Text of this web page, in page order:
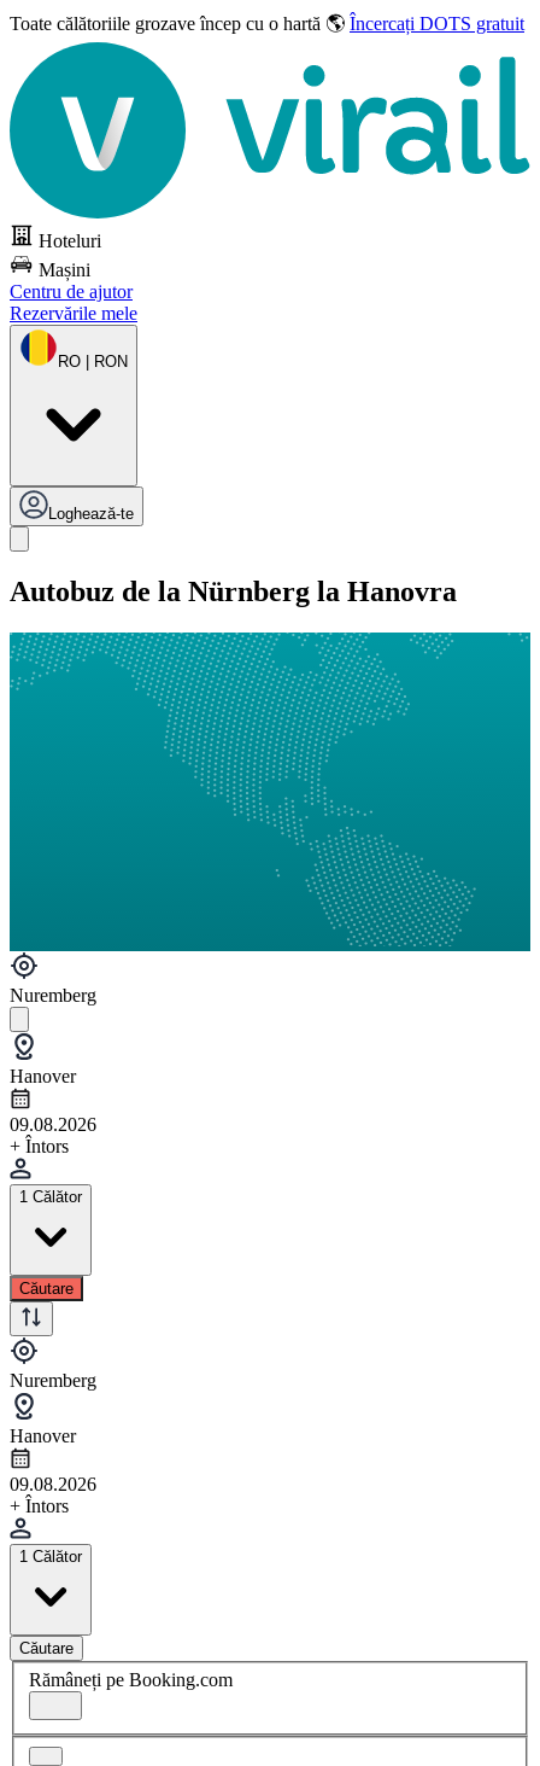
Toate călătoriile grozaveîncep cu o hartă 🌎 Încercați DOTS gratuit
Hoteluri
Mașini
Centru de ajutor
Rezervările mele
RO | RON
Loghează-te
Autobuz de la Nürnberg la Hanovra
Nuremberg
Hanover
09.08.2026
+ Întors
1 Călător
Căutare
Nuremberg
Hanover
09.08.2026
+ Întors
1 Călător
Căutare
Rămâneți pe Booking.com